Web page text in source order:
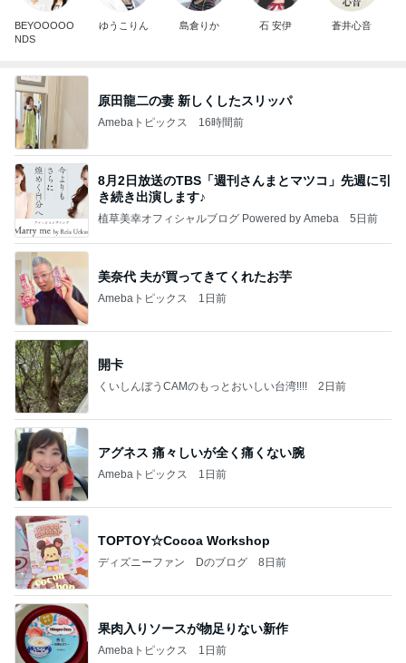
BEYOOOOO
NDS
ゆうこりん 島倉りか 石 安伊 蒼井心音
原田龍二の妻 新しくしたスリッパ
Amebaトピックス 16時間前
8月2日放送のTBS「週刊さんまとマツコ」先週に引
き続き出演します♪
植草美幸オフィシャルブログ Powered by Ameba 5日前
美奈代 夫が買ってきてくれたお芋
Amebaトピックス 1日前
開卡
くいしんぼうCAMのもっとおいしい台湾!!!! 2日前
アグネス 痛々しいが全く痛くない腕
Amebaトピックス 1日前
TOPTOY☆Cocoa Workshop
ディズニーファン Dのブログ 8日前
果肉入りソースが物足りない新作
Amebaトピックス 1日前